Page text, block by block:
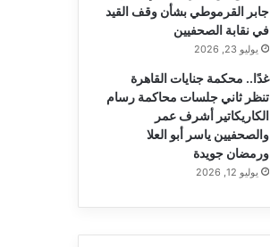
جابر القرموطي بشأن وقف القيد
في نقابة الصحفيين
يوليو 23, 2026
غدًا.. محكمة جنايات القاهرة
تنظر ثاني جلسات محاكمة رسام
الكاريكاتير أشرف عمر
والصحفيين ياسر أبو العلا
ورمضان جويدة
يوليو 12, 2026